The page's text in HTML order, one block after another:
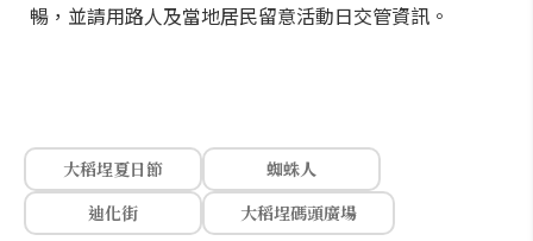
暢，並請用路人及當地居民留意活動日交管資訊。
大稻埕夏日節
蜘蛛人
迪化街
大稻埕碼頭廣場